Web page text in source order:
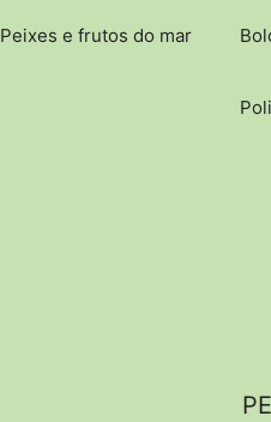
Peixes e frutos do mar